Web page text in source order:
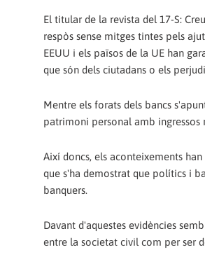
El titular de la revista del 17-S:
respòs sense mitges tintes pels
EEUU i els països de la UE han
que són dels ciutadans o els
Mentre els forats dels bancs
patrimoni personal amb ingressos
Així doncs, els aconteixements
que s'ha demostrat que polítics i
banquers.
Davant d'aquestes evidències
entre la societat civil com per ser